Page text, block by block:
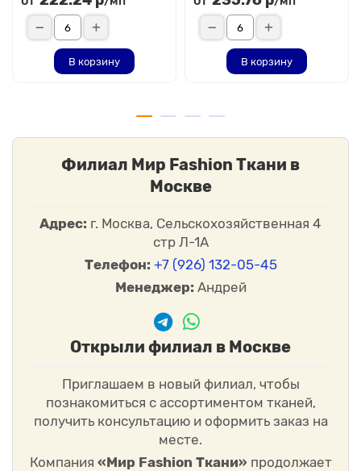
В корзину В корзину
Филиал Мир Fashion Ткани в
Москве
Адрес: г. Москва, Сельскохозяйственная 4
стр Л-1А
Телефон: +7 (926) 132-05-45
Менеджер: Андрей
Открыли филиал в Москве
Приглашаем в новый филиал, чтобы
познакомиться с ассортиментом тканей,
получить консультацию и оформить заказ на
месте.
Компания «Мир Fashion Ткани» продолжает